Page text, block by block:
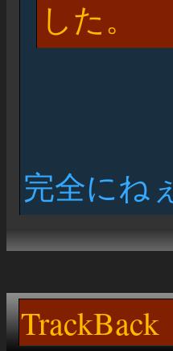
した。
完全にねぇ
TrackBack